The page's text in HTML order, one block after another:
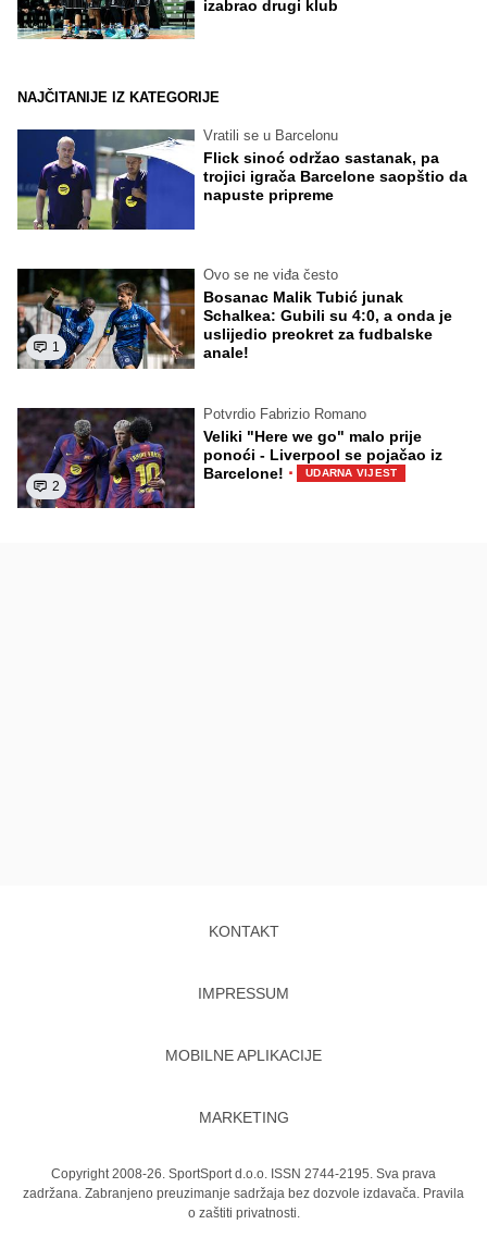
izabrao drugi klub
NAJČITANIJE IZ KATEGORIJE
Vratili se u Barcelonu
Flick sinoć održao sastanak, pa
trojici igrača Barcelone saopštio da
napuste pripreme
1
Ovo se ne viđa često
Bosanac Malik Tubić junak
Schalkea: Gubili su 4:0, a onda je
uslijedio preokret za fudbalske
anale!
2
Potvrdio Fabrizio Romano
Veliki "Here we go" malo prije
ponoći - Liverpool se pojačao iz
Barcelone! · UDARNA VIJEST
KONTAKT
IMPRESSUM
MOBILNE APLIKACIJE
MARKETING
Copyright 2008-26. SportSport d.o.o. ISSN 2744-2195. Sva prava
zadržana. Zabranjeno preuzimanje sadržaja bez dozvole izdavača. Pravila
o zaštiti privatnosti.